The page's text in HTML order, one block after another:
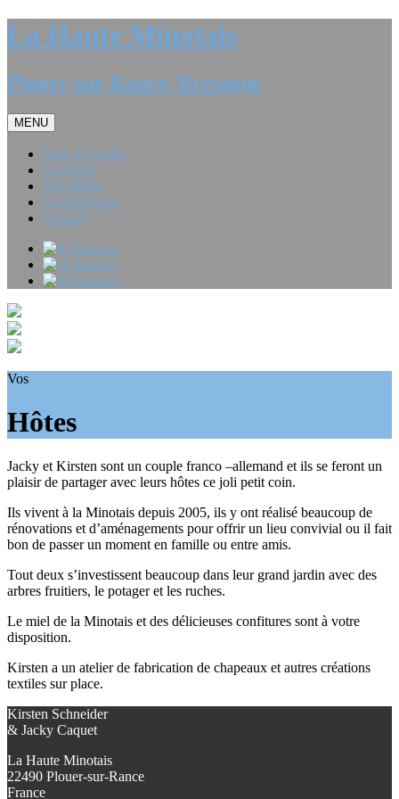
La Haute Minotais
Plouer-sur-Rance, Bretagne
MENU
Page d’accueil
Les Gites
Vos Hôtes
Les Environs
Contact
Français
English
Deutsch
Vos
Hôtes
Jacky et Kirsten sont un couple franco –allemand et ils se feront un
plaisir de partager avec leurs hôtes ce joli petit coin.
Ils vivent à la Minotais depuis 2005, ils y ont réalisé beaucoup de
rénovations et d’aménagements pour offrir un lieu convivial ou il fait
bon de passer un moment en famille ou entre amis.
Tout deux s’investissent beaucoup dans leur grand jardin avec des
arbres fruitiers, le potager et les ruches.
Le miel de la Minotais et des délicieuses confitures sont à votre
disposition.
Kirsten a un atelier de fabrication de chapeaux et autres créations
textiles sur place.
Kirsten Schneider
& Jacky Caquet
La Haute Minotais
22490 Plouer-sur-Rance
France